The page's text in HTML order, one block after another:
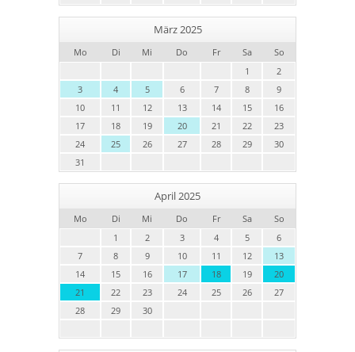
März 2025
Mo Di Mi Do Fr Sa
So
1
2
3
4 5 6 7 8
9
10
11 12 13 14 15
16
17
18 19 20 21 22
23
24
25 26 27 28 29
30
31
April 2025
Mo Di Mi Do Fr Sa
So
1
2 3 4 5
6
7
8 9 10 11 12
13
14
15 16 17 18 19
20
21
22 23 24 25 26
27
28
29 30